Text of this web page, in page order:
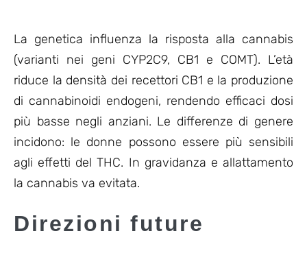
La genetica influenza la risposta alla cannabis
(varianti nei geni CYP2C9, CB1 e COMT). L’età
riduce la densità dei recettori CB1 e la produzione
di cannabinoidi endogeni, rendendo efficaci dosi
più basse negli anziani. Le differenze di genere
incidono: le donne possono essere più sensibili
agli effetti del THC. In gravidanza e allattamento
la cannabis va evitata.
Direzioni future